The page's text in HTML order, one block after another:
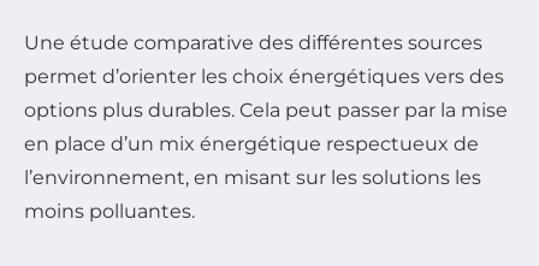
Une étude comparative des différentes sources
permet d’orienter les choix énergétiques vers des
options plus durables. Cela peut passer par la mise
en place d’un mix énergétique respectueux de
l’environnement, en misant sur les solutions les
moins polluantes.